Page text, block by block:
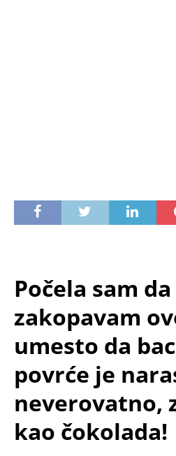
Počela sam da
zakopavam
umesto da
povrće je
neverovatno,
kao čokolada!